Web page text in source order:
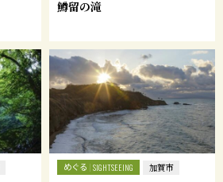
鱒留の滝
めぐる SIGHTSEEING 加賀市